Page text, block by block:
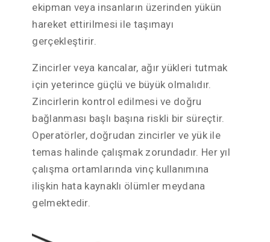
ekipman veya insanların üzerinden yükün
hareket ettirilmesi ile taşımayı
gerçekleştirir.
Zincirler veya kancalar, ağır yükleri tutmak
için yeterince güçlü ve büyük olmalıdır.
Zincirlerin kontrol edilmesi ve doğru
bağlanması başlı başına riskli bir süreçtir.
Operatörler, doğrudan zincirler ve yük ile
temas halinde çalışmak zorundadır. Her yıl
çalışma ortamlarında vinç kullanımına
ilişkin hata kaynaklı ölümler meydana
gelmektedir.